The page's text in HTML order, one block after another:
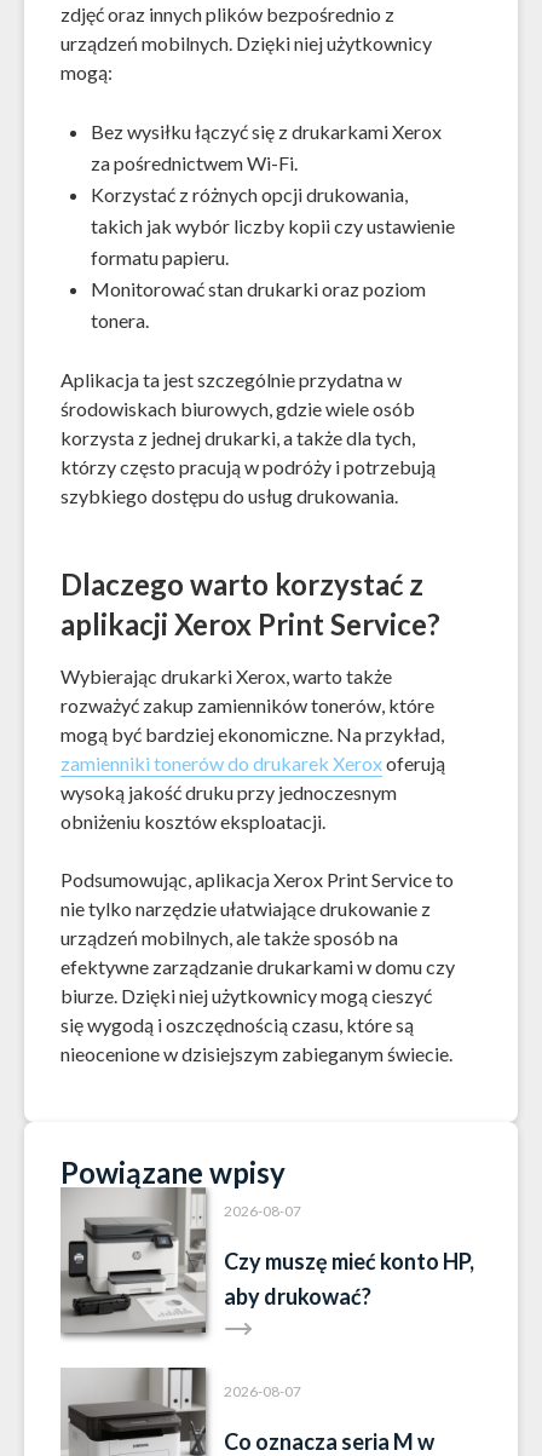
zdjęć oraz innych plików bezpośrednio z
urządzeń mobilnych. Dzięki niej użytkownicy
mogą:
Bez wysiłku łączyć się z drukarkami Xerox
za pośrednictwem Wi-Fi.
Korzystać z różnych opcji drukowania,
takich jak wybór liczby kopii czy ustawienie
formatu papieru.
Monitorować stan drukarki oraz poziom
tonera.
Aplikacja ta jest szczególnie przydatna w
środowiskach biurowych, gdzie wiele osób
korzysta z jednej drukarki, a także dla tych,
którzy często pracują w podróży i potrzebują
szybkiego dostępu do usług drukowania.
Dlaczego warto korzystać z
aplikacji Xerox Print Service?
Wybierając drukarki Xerox, warto także
rozważyć zakup zamienników tonerów, które
mogą być bardziej ekonomiczne. Na przykład,
zamienniki tonerów do drukarek Xeroxoferują
wysoką jakość druku przy jednoczesnym
obniżeniu kosztów eksploatacji.
Podsumowując, aplikacja Xerox Print Service to
nie tylko narzędzie ułatwiające drukowanie z
urządzeń mobilnych, ale także sposób na
efektywne zarządzanie drukarkami w domu czy
biurze. Dzięki niej użytkownicy mogą cieszyć
się wygodą i oszczędnością czasu, które są
nieocenione w dzisiejszym zabieganym świecie.
Powiązane wpisy
2026-08-07
Czy muszę mieć konto HP,
aby drukować?
2026-08-07
Co oznacza seria M w